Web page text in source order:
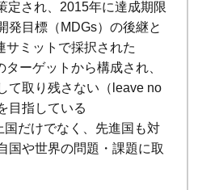
定され、2015年に達成期限
発目標（MDGs）の後継と
サミットで採択された
ターゲットから構成され、
て取り残さない（leave no
目指している
国だけでなく、先進国も対
国や世界の問題・課題に取